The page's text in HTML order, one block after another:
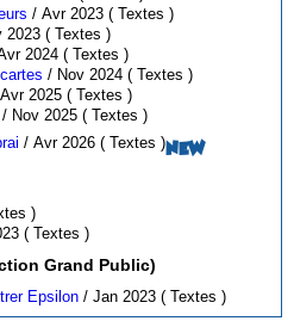
/ Avr 2023 ( Textes )
/ Nov 2023 ( Textes )
/ Avr 2024 ( Textes )
/ Nov 2024 ( Textes )
/ Avr 2025 ( Textes )
/ Nov 2025 ( Textes )
/ Avr 2026 ( Textes )NEW
( Textes )
/ Sep 2023 ( Textes )
- Collection Grand Public)
Epsilon / Jan 2023 ( Textes )